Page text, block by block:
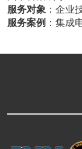
服务对象 ：企业
服务案例 ：集成